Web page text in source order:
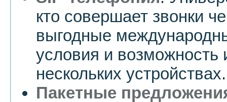
кто совершает звонки
выгодные
условия и возможность
нескольких устройствах.
Пакетные